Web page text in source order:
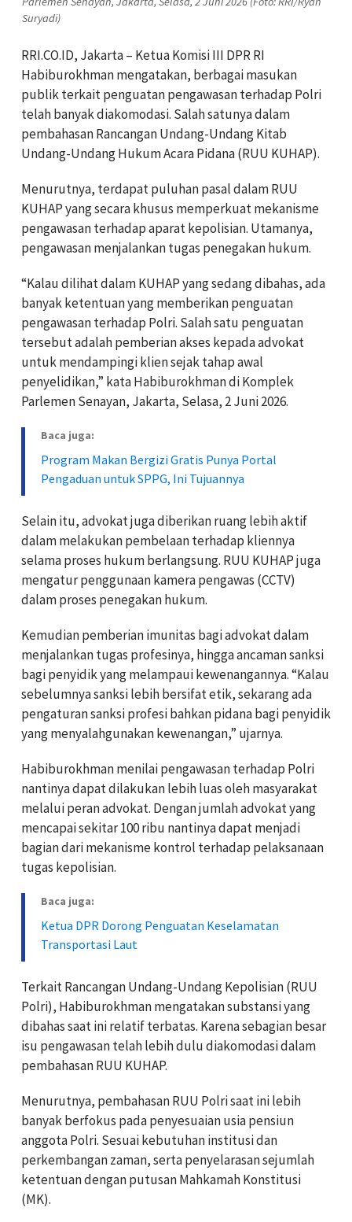
Suryadi)
RRI.CO.ID, Jakarta – Ketua Komisi III DPR RI
Habiburokhman mengatakan, berbagai masukan
publik terkait penguatan pengawasan terhadap Polri
telah banyak diakomodasi. Salah satunya dalam
pembahasan Rancangan Undang-Undang Kitab
Undang-Undang Hukum Acara Pidana (RUU KUHAP).
Menurutnya, terdapat puluhan pasal dalam RUU
KUHAP yang secara khusus memperkuat mekanisme
pengawasan terhadap aparat kepolisian. Utamanya,
pengawasan menjalankan tugas penegakan hukum.
“Kalau dilihat dalam KUHAP yang sedang dibahas, ada
banyak ketentuan yang memberikan penguatan
pengawasan terhadap Polri. Salah satu penguatan
tersebut adalah pemberian akses kepada advokat
untuk mendampingi klien sejak tahap awal
penyelidikan,” kata Habiburokhman di Komplek
Parlemen Senayan, Jakarta, Selasa, 2 Juni 2026.
Baca juga:
Program Makan Bergizi Gratis Punya Portal
Pengaduan untuk SPPG, Ini Tujuannya
Selain itu, advokat juga diberikan ruang lebih aktif
dalam melakukan pembelaan terhadap kliennya
selama proses hukum berlangsung. RUU KUHAP juga
mengatur penggunaan kamera pengawas (CCTV)
dalam proses penegakan hukum.
Kemudian pemberian imunitas bagi advokat dalam
menjalankan tugas profesinya, hingga ancaman sanksi
bagi penyidik yang melampaui kewenangannya. “Kalau
sebelumnya sanksi lebih bersifat etik, sekarang ada
pengaturan sanksi profesi bahkan pidana bagi penyidik
yang menyalahgunakan kewenangan,” ujarnya.
Habiburokhman menilai pengawasan terhadap Polri
nantinya dapat dilakukan lebih luas oleh masyarakat
melalui peran advokat. Dengan jumlah advokat yang
mencapai sekitar 100 ribu nantinya dapat menjadi
bagian dari mekanisme kontrol terhadap pelaksanaan
tugas kepolisian.
Baca juga:
Ketua DPR Dorong Penguatan Keselamatan
Transportasi Laut
Terkait Rancangan Undang-Undang Kepolisian (RUU
Polri), Habiburokhman mengatakan substansi yang
dibahas saat ini relatif terbatas. Karena sebagian besar
isu pengawasan telah lebih dulu diakomodasi dalam
pembahasan RUU KUHAP.
Menurutnya, pembahasan RUU Polri saat ini lebih
banyak berfokus pada penyesuaian usia pensiun
anggota Polri. Sesuai kebutuhan institusi dan
perkembangan zaman, serta penyelarasan sejumlah
ketentuan dengan putusan Mahkamah Konstitusi
(MK).